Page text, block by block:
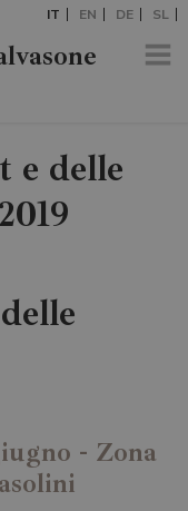
IT EN DE SL
e delle
- Zona